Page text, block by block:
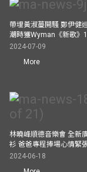
帶埋黃淑蔓開騷 鄭伊健
潮時獲Wyman《新歌》
2024-07-09
More
林曉峰順德音樂會 全新
衫 爸爸專程捧場心情緊
2024-06-18